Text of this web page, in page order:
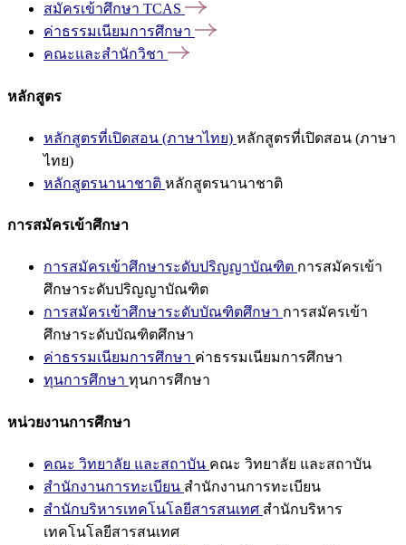
สมัครเข้าศึกษา TCAS
ค่าธรรมเนียมการศึกษา
คณะและสำนักวิชา
หลักสูตร
หลักสูตรที่เปิดสอน (ภาษาไทย) หลักสูตรที่เปิดสอน (ภาษา
ไทย)
หลักสูตรนานาชาติ หลักสูตรนานาชาติ
การสมัครเข้าศึกษา
การสมัครเข้าศึกษาระดับปริญญาบัณฑิต การสมัครเข้า
ศึกษาระดับปริญญาบัณฑิต
การสมัครเข้าศึกษาระดับบัณฑิตศึกษา การสมัครเข้า
ศึกษาระดับบัณฑิตศึกษา
ค่าธรรมเนียมการศึกษา ค่าธรรมเนียมการศึกษา
ทุนการศึกษา ทุนการศึกษา
หน่วยงานการศึกษา
คณะ วิทยาลัย และสถาบัน คณะ วิทยาลัย และสถาบัน
สำนักงานการทะเบียน สำนักงานการทะเบียน
สำนักบริหารเทคโนโลยีสารสนเทศ สำนักบริหาร
เทคโนโลยีสารสนเทศ